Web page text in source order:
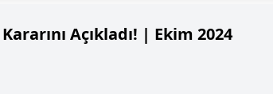
Açıkladı! | Ekim 2024